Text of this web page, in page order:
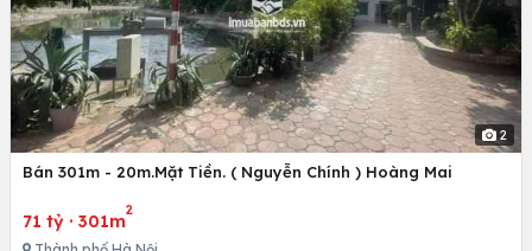
2
Bán 301m - 20m.Mặt Tiền. ( Nguyễn Chính ) Hoàng Mai
71 tỷ · 301m
2